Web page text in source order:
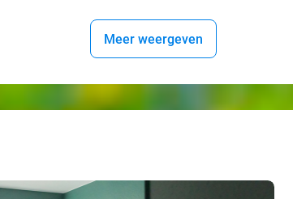
Meer weergeven